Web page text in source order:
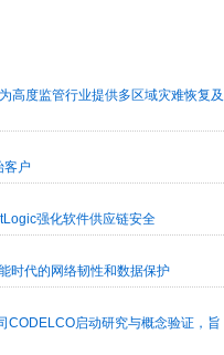
高度监管行业提供多区域灾难恢复及
客户
强化软件供应链安全
时代的网络韧性和数据保护
CODELCO启动研究与概念验证，旨